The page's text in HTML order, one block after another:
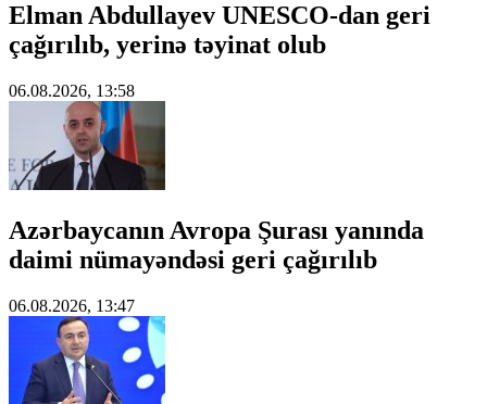
Elman Abdullayev UNESCO-dan geri
çağırılıb, yerinə təyinat olub
06.08.2026, 13:58
Azərbaycanın Avropa Şurası yanında
daimi nümayəndəsi geri çağırılıb
06.08.2026, 13:47